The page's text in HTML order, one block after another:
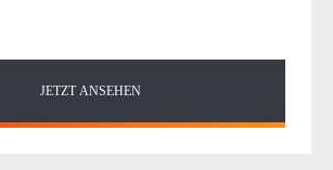
JETZT ANSEHEN